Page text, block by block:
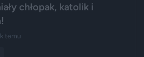
chłopak, katolik i
temu